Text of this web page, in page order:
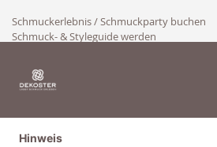
Schmuckerlebnis / Schmuckparty buchen
Schmuck- & Styleguide werden
Hinweis